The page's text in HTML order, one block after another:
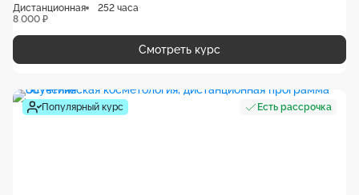
Дистанционная
252 часа
8 000 ₽
Смотреть курс
Популярный курс Есть рассрочка